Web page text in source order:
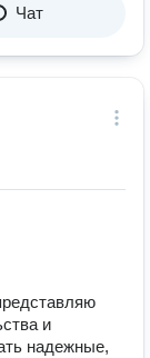
Чат
и
надежные,